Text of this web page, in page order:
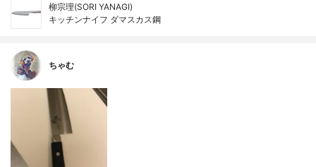
柳宗理(SORI YANAGI)
キッチンナイフ ダマスカス鋼
ちゃむ